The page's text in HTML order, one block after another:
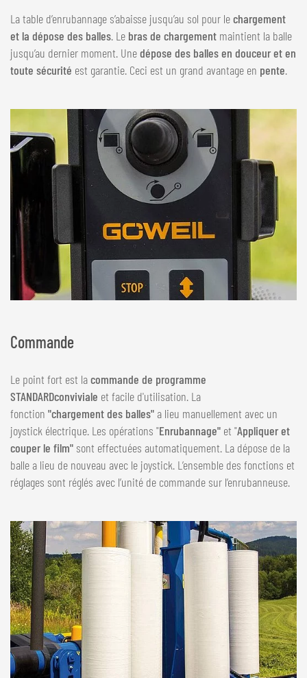
La table d’enrubannage s’abaisse jusqu’au sol pour lechargement
et la dépose des balles. Le bras de chargement maintient la balle
jusqu’au dernier moment. Unedépose des balles en douceur et en
toute sécurité est garantie. Ceci est un grand avantage en pente.
Commande
Le point fort est lacommande de programme
STANDARDconviviale et facile d'utilisation. La
fonction "chargement des balles" a lieu manuellement avec un
joystick électrique. Les opérations "Enrubannage" et "Appliquer et
couper le film" sont effectuées automatiquement. La dépose de la
balle a lieu de nouveau avec le joystick. L’ensemble des fonctions et
réglages sont réglés avec l’unité de commande sur l’enrubanneuse.